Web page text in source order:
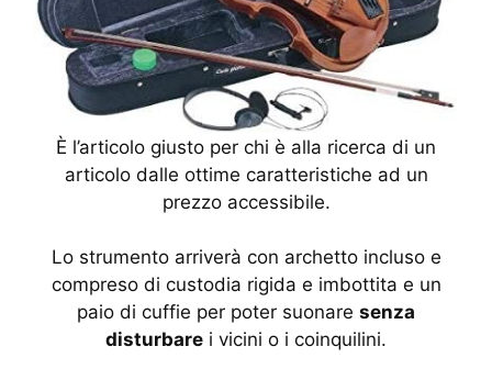
È l’articolo giusto per chi è alla ricerca di un
articolo dalle ottime caratteristiche ad un
prezzo accessibile.
Lo strumento arriverà con archetto incluso e
compreso di custodia rigida e imbottita e un
paio di cuffie per poter suonare senza
disturbare i vicini o i coinquilini.